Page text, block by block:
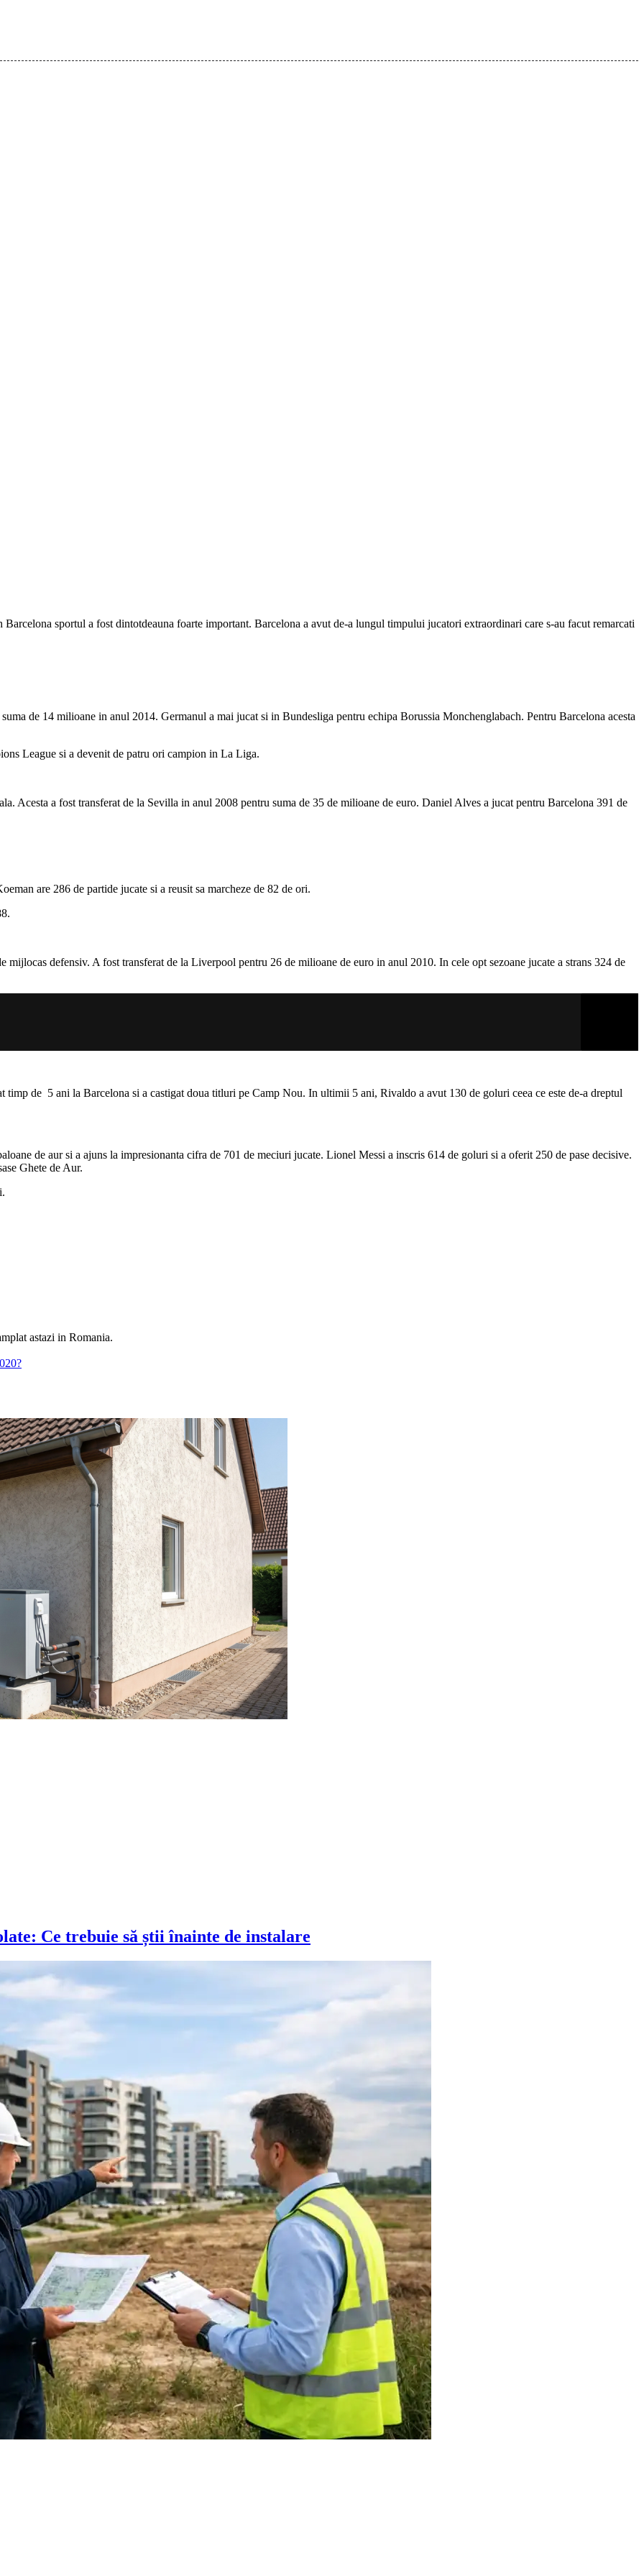
Barcelona sportul a fost dintotdeauna foarte important. Barcelona a avut de-a lungul timpului jucatori extraordinari care s-au facut remarcati
de 14 milioane in anul 2014. Germanul a mai jucat si in Bundesliga pentru echipa Borussia Monchenglabach. Pentru Barcelona acesta
League si a devenit de patru ori campion in La Liga.
Acesta a fost transferat de la Sevilla in anul 2008 pentru suma de 35 de milioane de euro. Daniel Alves a jucat pentru Barcelona 391 de
are 286 de partide jucate si a reusit sa marcheze de 82 de ori.
mijlocas defensiv. A fost transferat de la Liverpool pentru 26 de milioane de euro in anul 2010. In cele opt sezoane jucate a strans 324 de
de 5 ani la Barcelona si a castigat doua titluri pe Camp Nou. In ultimii 5 ani, Rivaldo a avut 130 de goluri ceea ce este de-a dreptul
de aur si a ajuns la impresionanta cifra de 701 de meciuri jucate. Lionel Messi a inscris 614 de goluri si a oferit 250 de pase decisive.
Ghete de Aur.
astazi in Romania.
Ce trebuie să știi înainte de instalare